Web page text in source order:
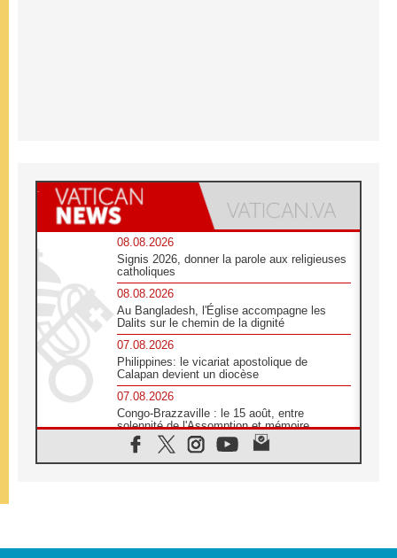
08.08.2026
Signis 2026, donner la parole aux religieuses
catholiques
08.08.2026
Au Bangladesh, l'Église accompagne les
Dalits sur le chemin de la dignité
07.08.2026
Philippines: le vicariat apostolique de
Calapan devient un diocèse
07.08.2026
Congo-Brazzaville : le 15 août, entre
solennité de l'Assomption et mémoire
nationale
07.08.2026